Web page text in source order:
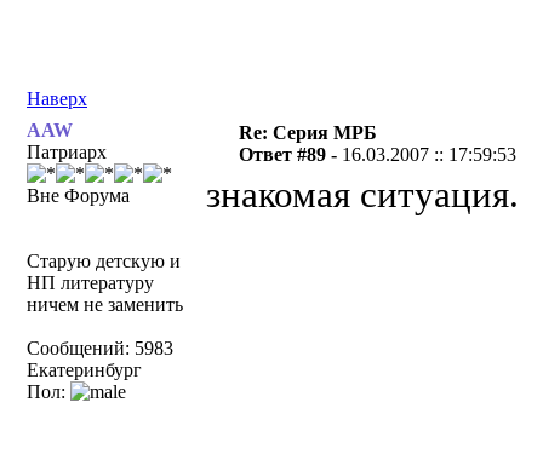
Наверх
AAW
Патриарх
Вне Форума
Старую детскую и
НП литературу
ничем не заменить
Сообщений: 5983
Екатеринбург
Пол:
Re: Серия МРБ
Ответ #89 - 16.03.2007 :: 17:59:53
знакомая ситуация.